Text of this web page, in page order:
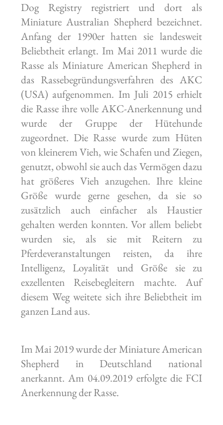
Dog Registry registriert und dort als
Miniature Australian Shepherd bezeichnet.
Anfang der 1990er hatten sie landesweit
Beliebtheit erlangt. Im Mai 2011 wurde die
Rasse als Miniature American Shepherd in
das Rassebegründungsverfahren des AKC
(USA) aufgenommen. Im Juli 2015 erhielt
die Rasse ihre volle AKC-Anerkennung und
wurde der Gruppe der Hütehunde
zugeordnet. Die Rasse wurde zum Hüten
von kleinerem Vieh, wie Schafen und Ziegen,
genutzt, obwohl sie auch das Vermögen dazu
hat größeres Vieh anzugehen. Ihre kleine
Größe wurde gerne gesehen, da sie so
zusätzlich auch einfacher als Haustier
gehalten werden konnten. Vor allem beliebt
wurden sie, als sie mit Reitern zu
Pferdeveranstaltungen reisten, da ihre
Intelligenz, Loyalität und Größe sie zu
exzellenten Reisebegleitern machte. Auf
diesem Weg weitete sich ihre Beliebtheit im
ganzen Land aus.
Im Mai 2019 wurde der Miniature American
Shepherd in Deutschland national
anerkannt. Am 04.09.2019 erfolgte die FCI
Anerkennung der Rasse.